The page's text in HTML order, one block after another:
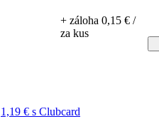
1,19 € s Clubcard
+ záloha 0,15 € /
za kus